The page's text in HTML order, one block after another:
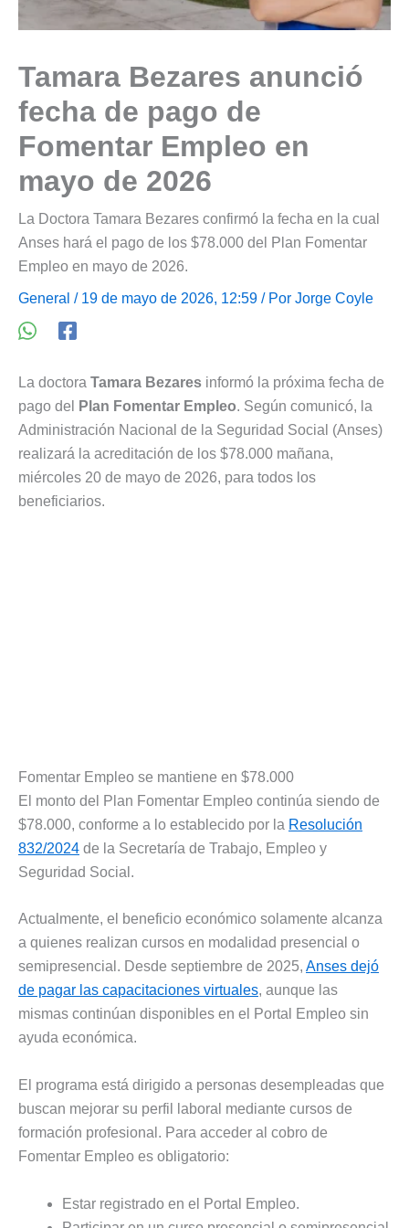
Tamara Bezares anunció
fecha de pago de
Fomentar Empleo en
mayo de 2026
La Doctora Tamara Bezares confirmó la fecha en la cual
Anses hará el pago de los $78.000 del Plan Fomentar
Empleo en mayo de 2026.
General / 19 de mayo de 2026, 12:59 / Por Jorge Coyle
La doctora Tamara Bezares informó la próxima fecha de
pago del
Plan Fomentar Empleo. Según comunicó, la
Administración Nacional de la Seguridad Social (Anses)
realizará la acreditación de los $78.000 mañana,
miércoles 20 de mayo de 2026, para todos los
beneficiarios.
Fomentar Empleo se mantiene en $78.000
El monto del Plan Fomentar Empleo continúa siendo de
$78.000, conforme a lo establecido por la Resolución
832/2024 de la Secretaría de Trabajo, Empleo y
Seguridad Social.
Actualmente, el beneficio económico solamente alcanza
a quienes realizan cursos en modalidad presencial o
semipresencial. Desde septiembre de 2025, Anses dejó
de pagar las capacitaciones virtuales, aunque las
mismas continúan disponibles en el Portal Empleo sin
ayuda económica.
El programa está dirigido a personas desempleadas que
buscan mejorar su perfil laboral mediante cursos de
formación profesional. Para acceder al cobro de
Fomentar Empleo es obligatorio:
Estar registrado en el Portal Empleo.